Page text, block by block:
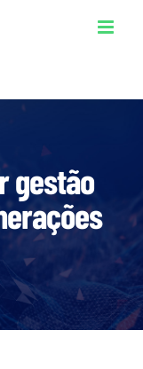
gestão